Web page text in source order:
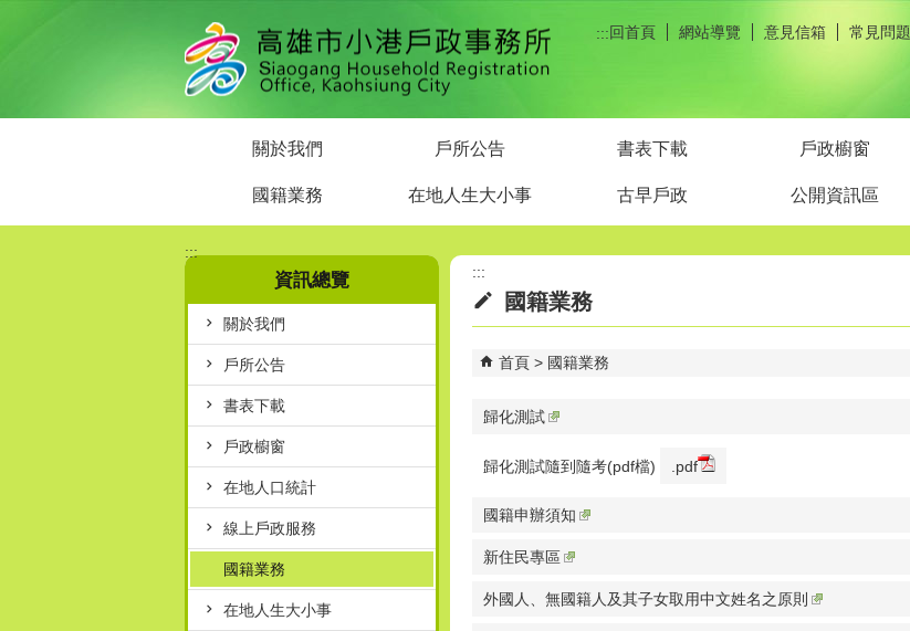
:::回首頁 網站導覽 意見信箱 常見問題
關於我們 戶所公告 書表下載 戶政櫥窗
國籍業務 在地人生大小事 古早戶政 公開資訊區
:::
資訊總覽
關於我們
戶所公告
書表下載
戶政櫥窗
在地人口統計
線上戶政服務
國籍業務
在地人生大小事
:::
國籍業務
首頁 國籍業務
歸化測試
歸化測試隨到隨考(pdf檔) .pdf
國籍申辦須知
新住民專區
外國人、無國籍人及其子女取用中文姓名之原則